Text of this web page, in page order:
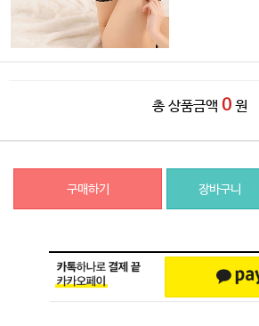
총 상품금액 0 원
구매하기 장바구니